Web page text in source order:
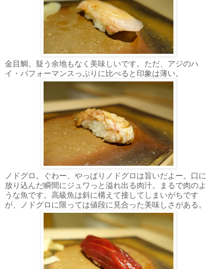
金目鯛。疑う余地もなく美味しいです。ただ、アジのハ
イ・パフォーマンスっぷりに比べると印象は薄い。
ノドグロ。ぐわー、やっぱりノドグロは旨いだよー。口に
放り込んだ瞬間にジュワっと溢れ出る肉汁。まるで肉のよ
うな魚です。高級魚は斜に構えて接してしまいがちです
が、ノドグロに限っては値段に見合った美味しさがある。